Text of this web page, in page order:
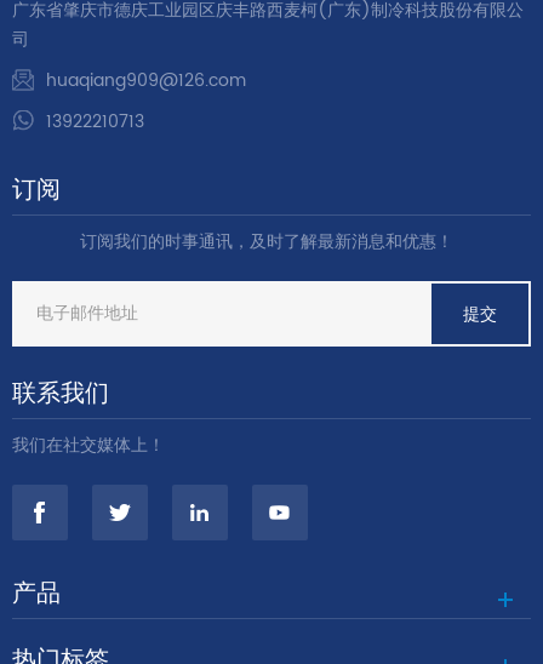
广东省肇庆市德庆工业园区庆丰路西麦柯(广东)制冷科技股份有限公
司
huaqiang909@126.com
13922210713
订阅
订阅我们的时事通讯，及时了解最新消息和优惠！
联系我们
我们在社交媒体上！
产品
热门标签